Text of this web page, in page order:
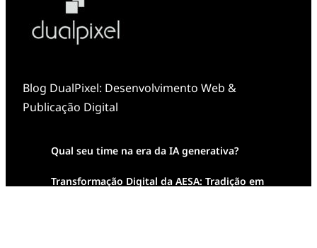
Blog DualPixel: Desenvolvimento Web &
Publicação Digital
Qual seu time na era da IA generativa?
Transformação Digital da AESA: Tradição em